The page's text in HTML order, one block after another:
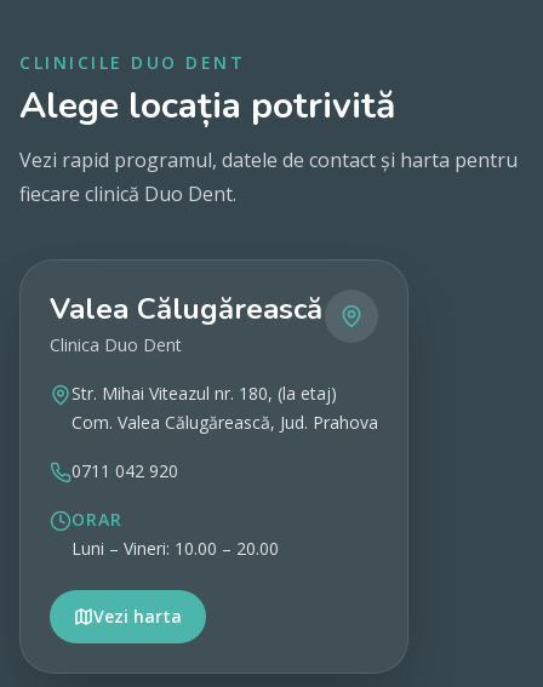
CLINICILE DUO DENT
Alege locația potrivită
Vezi rapid programul, datele de contact și harta pentru
fiecare clinică Duo Dent.
Valea Călugărească
Clinica Duo Dent
Str. Mihai Viteazul nr. 180, (la etaj)
Com. Valea Călugărească, Jud. Prahova
0711 042 920
ORAR
Luni – Vineri: 10.00 – 20.00
Vezi harta
Vezi detalii